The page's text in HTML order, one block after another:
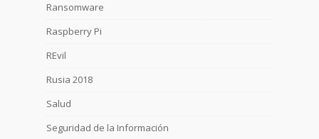
Ransomware
Raspberry Pi
REvil
Rusia 2018
Salud
Seguridad de la Información